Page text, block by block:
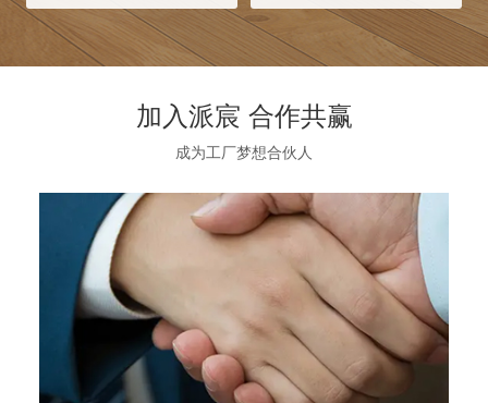
加入派宸 合作共赢
成为工厂梦想合伙人